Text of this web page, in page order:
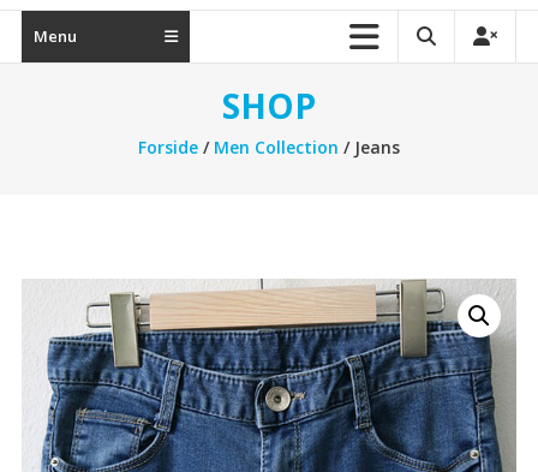
Menu
SHOP
Forside/ Men Collection / Jeans